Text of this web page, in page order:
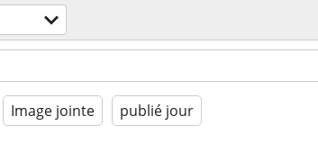
Image jointe publié jour